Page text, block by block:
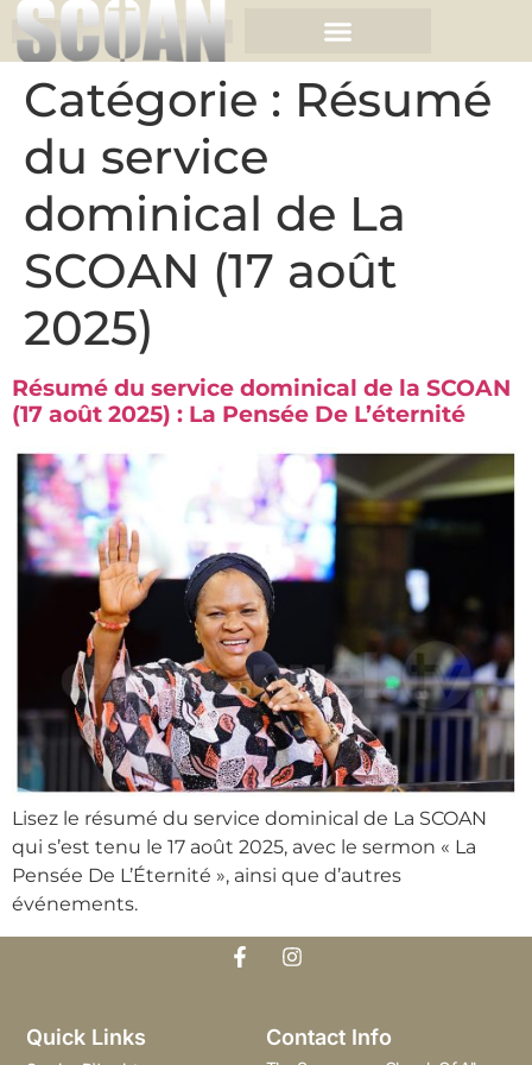
Catégorie : Résumé
du service
dominical de La
SCOAN (17 août
2025)
Résumé du service dominical de la SCOAN
(17 août 2025) : La Pensée De L’éternité
Lisez le résumé du service dominical de La SCOAN
qui s’est tenu le 17 août 2025, avec le sermon « La
Pensée De L’Éternité », ainsi que d’autres
événements.
Quick Links Contact Info